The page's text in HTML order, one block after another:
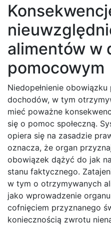
alimentów w
pomocowym
Niedopełnienie
dochodów, w tym
mieć poważne
się o pomoc społeczną.
opiera się na zasadzie
oznacza, że organ
obowiązek dążyć do jak
stanu faktycznego.
w tym o otrzymywanych
jako wprowadzenie
cofnięciem przyznanego
koniecznością zwrotu